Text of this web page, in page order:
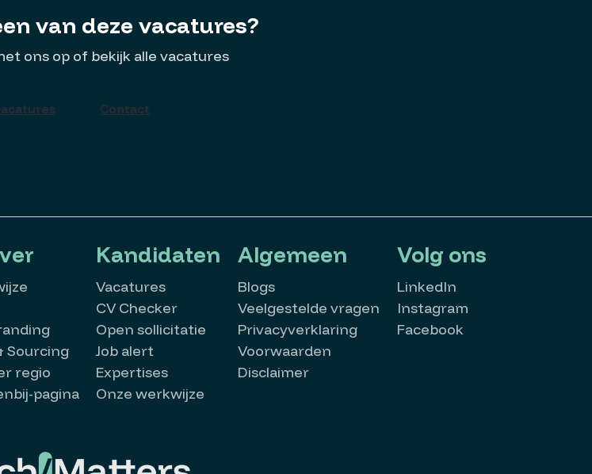
van deze vacatures?
ons op of bekijk alle vacatures
Contact
Sourcing
regio
pagina
Kandidaten
Vacatures
CV Checker
Open sollicitatie
Job alert
Expertises
Onze werkwijze
Algemeen
Blogs
Veelgestelde vragen
Privacyverklaring
Voorwaarden
Disclaimer
Volg ons
LinkedIn
Instagram
Facebook